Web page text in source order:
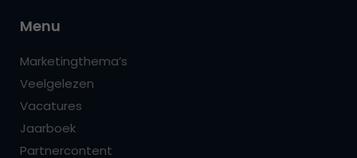
Menu
Marketingthema’s
Veelgelezen
Vacatures
Jaarboek
Partnercontent